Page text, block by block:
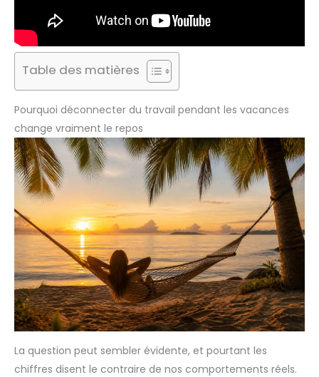
Table des matières
Pourquoi déconnecter du travail pendant les vacances
change vraiment le repos
La question peut sembler évidente, et pourtant les
chiffres disent le contraire de nos comportements réels.